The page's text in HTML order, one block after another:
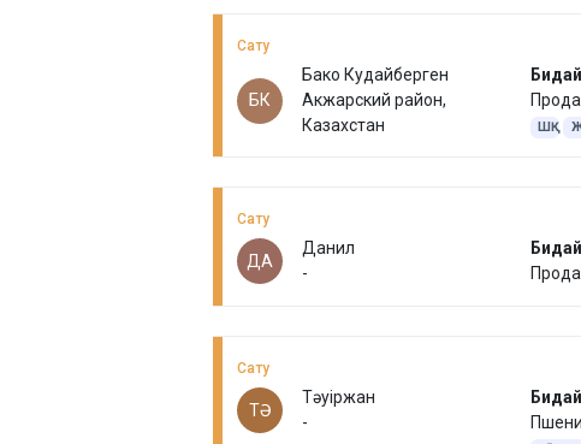
Сату
БК
Бако Кудайберген
Акжарский район,
Казахстан
ШҚ
Сату
ДА
Данил
-
Сату
ТӘ
Тәуіржан
-